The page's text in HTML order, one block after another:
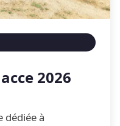
2026
dédiée à